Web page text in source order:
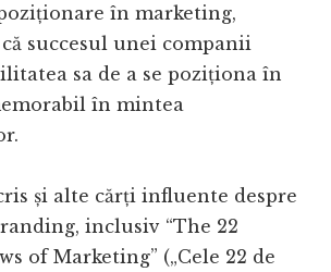
în marketing,
succesul unei companii
sa de a se poziționa în
în mintea
și alte cărți influente despre
inclusiv “The 22
of Marketing” („Cele 22 de